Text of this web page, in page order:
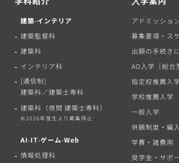
建築‧インテリア
建築監督科
建築科
インテリア科
[通信制]
建築科／建築士専科
建築科（夜間 建築士専科）
※2026年度生より募集停止
AI‧IT‧ゲーム‧Web
情報処理科
アドミッショ
募集要項・ス
出願の手続き
AO入学［総合
指定校推薦入
学校推薦入学
一般入学
併願制度・編
学費・諸費用
奨学金・サポ